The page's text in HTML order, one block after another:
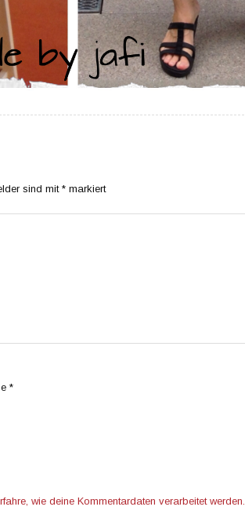
sind mit * markiert
*
wie deine Kommentardaten verarbeitet werden.